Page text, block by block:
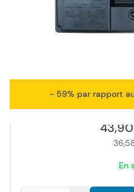
1T02T90NL0 / TK-
- 59% par rapport
En